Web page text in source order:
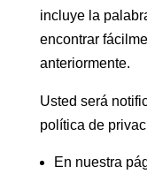
incluye la
encontrar
anteriormente.
Usted será
política de
En nuestra